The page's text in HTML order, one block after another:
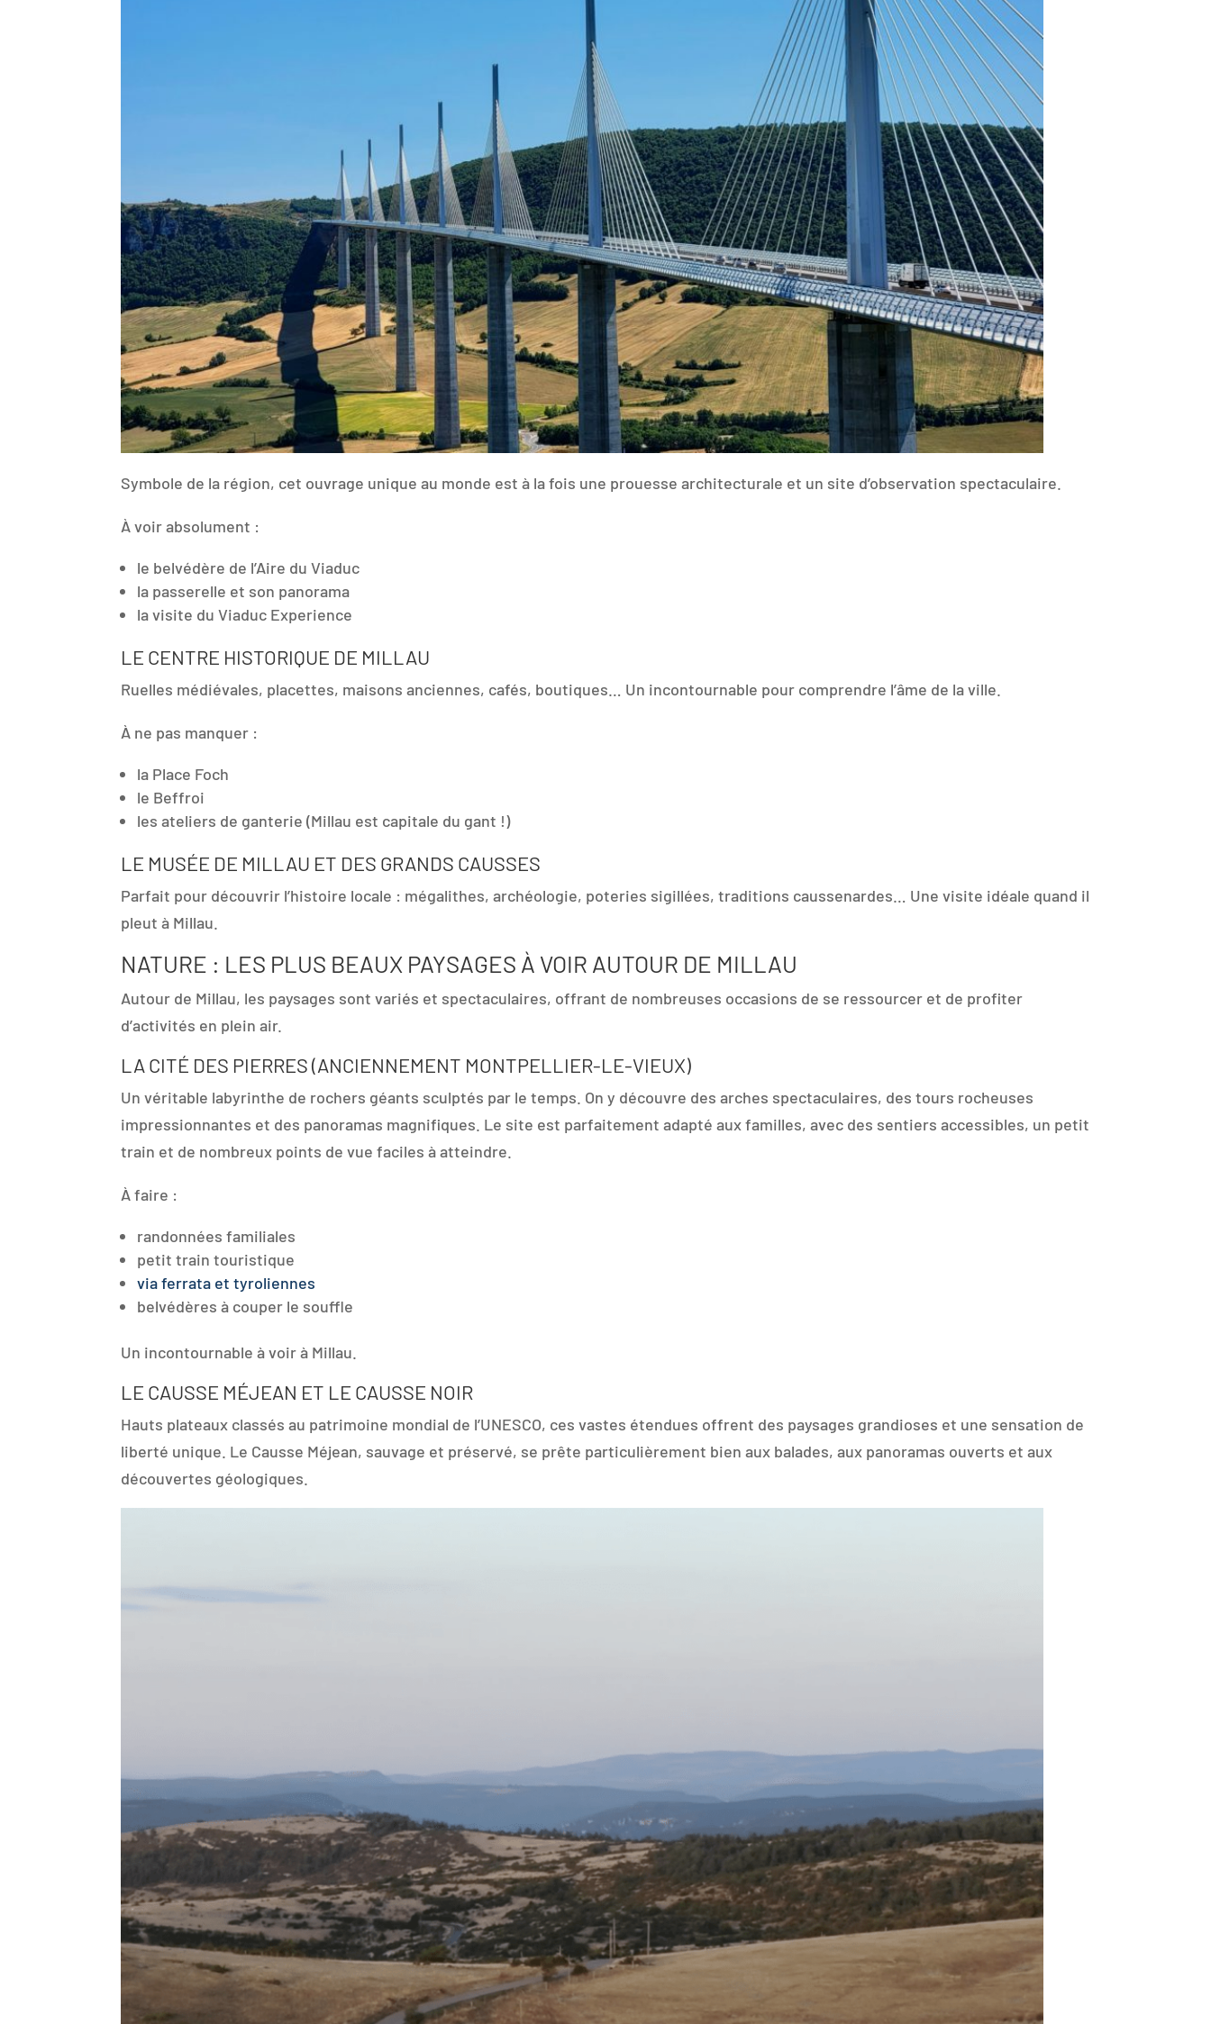
Symbole de la région, cet ouvrage unique au monde est à la fois une prouesse architecturale et un site d’observation spectaculaire.
À voir absolument :
le belvédère de l’Aire du Viaduc
la passerelle et son panorama
la visite du Viaduc Experience
LE CENTRE HISTORIQUE DE MILLAU
Ruelles médiévales, placettes, maisons anciennes, cafés, boutiques… Un incontournable pour comprendre l’âme de la ville.
À ne pas manquer :
la Place Foch
le Beffroi
les ateliers de ganterie (Millau est capitale du gant !)
LE MUSÉE DE MILLAU ET DES GRANDS CAUSSES
Parfait pour découvrir l’histoire locale : mégalithes, archéologie, poteries sigillées, traditions caussenardes… Une visite idéale quand il
pleut à Millau.
NATURE : LES PLUS BEAUX PAYSAGES À VOIR AUTOUR DE MILLAU
Autour de Millau, les paysages sont variés et spectaculaires, offrant de nombreuses occasions de se ressourcer et de profiter
d’activités en plein air.
LA CITÉ DES PIERRES (ANCIENNEMENT MONTPELLIER-LE-VIEUX)
Un véritable labyrinthe de rochers géants sculptés par le temps. On y découvre des arches spectaculaires, des tours rocheuses
impressionnantes et des panoramas magnifiques. Le site est parfaitement adapté aux familles, avec des sentiers accessibles, un petit
train et de nombreux points de vue faciles à atteindre.
À faire :
randonnées familiales
petit train touristique
via ferrata et tyroliennes
belvédères à couper le souffle
Un incontournable à voir à Millau.
LE CAUSSE MÉJEAN ET LE CAUSSE NOIR
Hauts plateaux classés au patrimoine mondial de l’UNESCO, ces vastes étendues offrent des paysages grandioses et une sensation de
liberté unique. Le Causse Méjean, sauvage et préservé, se prête particulièrement bien aux balades, aux panoramas ouverts et aux
découvertes géologiques.